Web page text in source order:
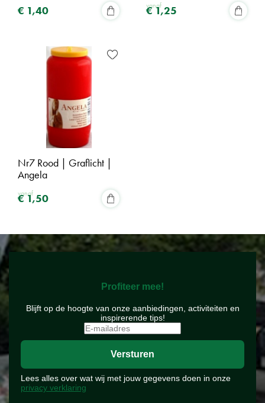
€ 1,40 vanaf
€1,25
Nr7 Rood | Graflicht |
Angela
vanaf
€1,50
Profiteer mee!
Blijft op de hoogte van onze aanbiedingen, activiteiten en
inspirerende tips!
Lees alles over wat wij met jouw gegevens doen in onze
privacy verklaring